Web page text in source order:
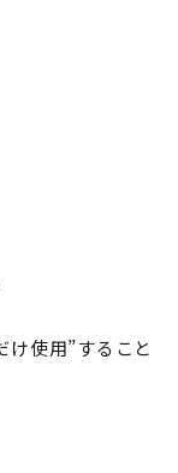
け使用”すること